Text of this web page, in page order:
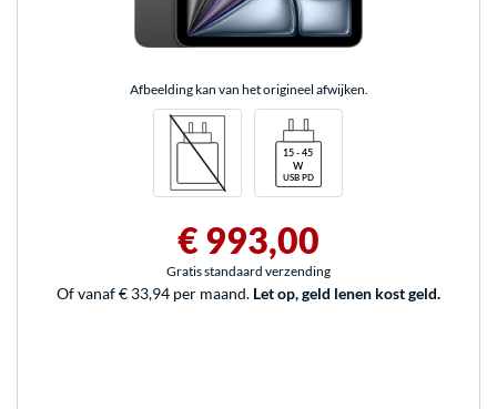
Afbeelding kan van het origineel afwijken.
€ 993,00
Gratis standaard verzending
Of vanaf € 33,94 per maand. Let op, geld lenen kost geld.